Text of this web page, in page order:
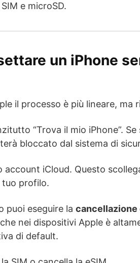
e microSD.
un iPhone
il processo è più lineare, ma
“Trova il mio iPhone”.
bloccato dal sistema di
account iCloud. Questo
tuo profilo.
puoi eseguire la
nei dispositivi Apple è
di default.